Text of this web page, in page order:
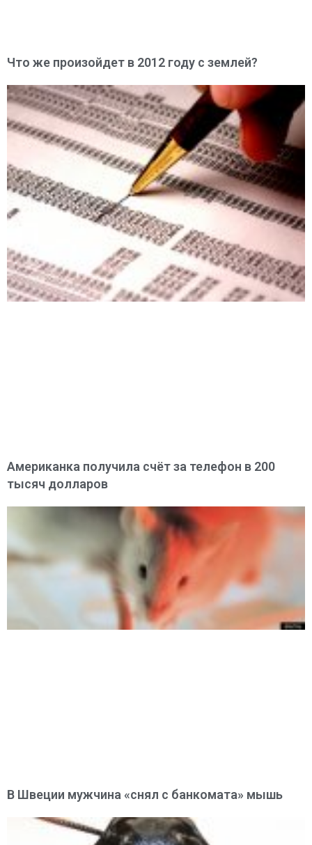
Что же произойдет в 2012 году с землей?
Американка получила счёт за телефон в 200
тысяч долларов
В Швеции мужчина «снял с банкомата» мышь